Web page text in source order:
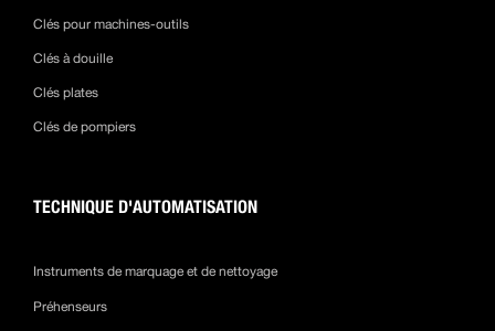
Clés pour machines-outils
Clés à douille
Clés plates
Clés de pompiers
TECHNIQUE D'AUTOMATISATION
Instruments de marquage et de nettoyage
Préhenseurs